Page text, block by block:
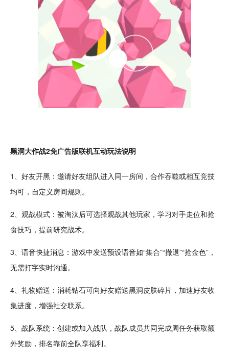
黑洞大作战2免广告版联机互动玩法说明
1、好友开黑 ：邀请好友组队进入同一房间 ， 合作吞噬或相互竞技
均可，自定义房间规则。
2、观战模式：被淘汰后可选择观战其他玩家， 学习对手走位和抢
食技巧，提前研究战术。
3、 语音快捷消息：游戏中发送预设语音如“集合”“撤退”“抢金色”，
无需打字实时沟通。
4、礼物赠送：消耗钻石可向好友赠送黑洞皮肤碎片 ，加速好友收
集进度，增强社交联系。
5、战队系统：创建或加入战队，战队成员共同完成周任务获取额
外奖励 ，排名靠前全队享福利。